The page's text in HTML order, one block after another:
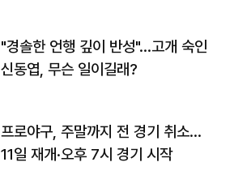
"경솔한 언행 깊이 반성"…고개 숙인
신동엽, 무슨 일이길래?
프로야구, 주말까지 전 경기 취소…
11일 재개·오후 7시 경기 시작